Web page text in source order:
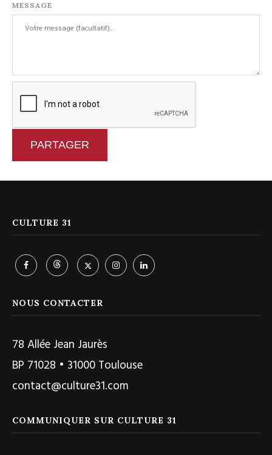
MESSAGE
PARTAGER
CULTURE 31
NOUS CONTACTER
78 Allée Jean Jaurès
BP 71028 • 31000 Toulouse
contact@culture31.com
COMMUNIQUER SUR CULTURE 31